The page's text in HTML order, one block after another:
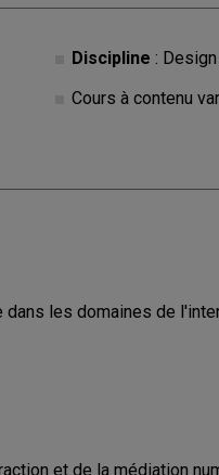
Discipline :
Cours à contenu
les domaines de
et de la médiation